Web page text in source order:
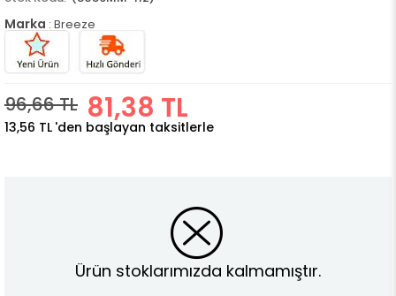
Marka : Breeze
96,66 TL 81,38 TL
13,56 TL 'den başlayan taksitlerle
Ürün stoklarımızda kalmamıştır.